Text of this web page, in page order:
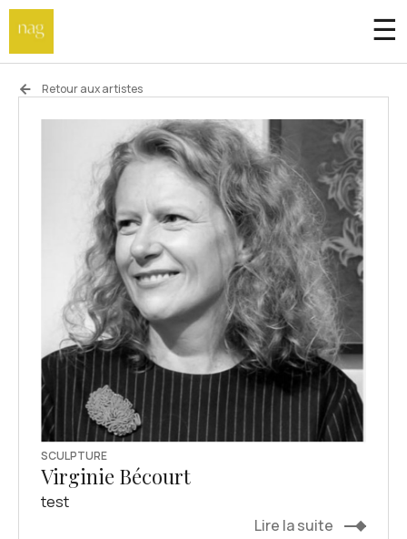
☰
Accueil
Fonds de dotation
Hors-les-murs
Not a gallery
À propos
Artistes
Retour aux artistes
SCULPTURE
Virginie Bécourt
test
Lire la suite